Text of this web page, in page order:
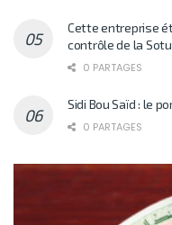
Cette entreprise
contrôle de la
0 PARTAGES
Sidi Bou Saïd : le
0 PARTAGES